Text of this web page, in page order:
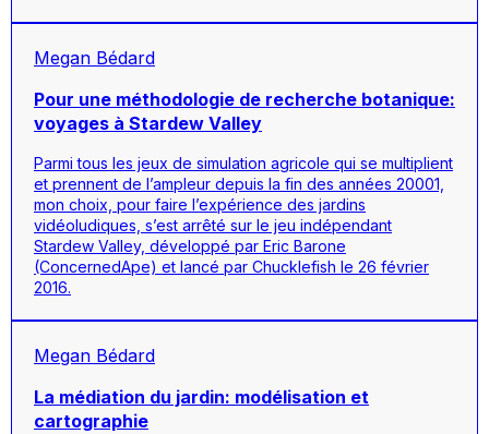
Megan Bédard
Pour une méthodologie de recherche botanique:
voyages à Stardew Valley
Parmi tous les jeux de simulation agricole qui se multiplient
et prennent de l’ampleur depuis la fin des années 20001,
mon choix, pour faire l’expérience des jardins
vidéoludiques, s’est arrêté sur le jeu indépendant
Stardew Valley, développé par Eric Barone
(ConcernedApe) et lancé par Chucklefish le 26 février
2016.
Megan Bédard
La médiation du jardin: modélisation et
cartographie